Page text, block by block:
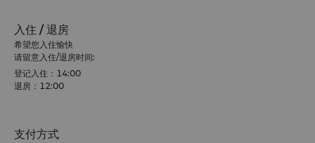
入住 / 退房
希望您入住愉快
请留意入住/退房时间:
登记入住：14:00
退房：12:00
支付方式